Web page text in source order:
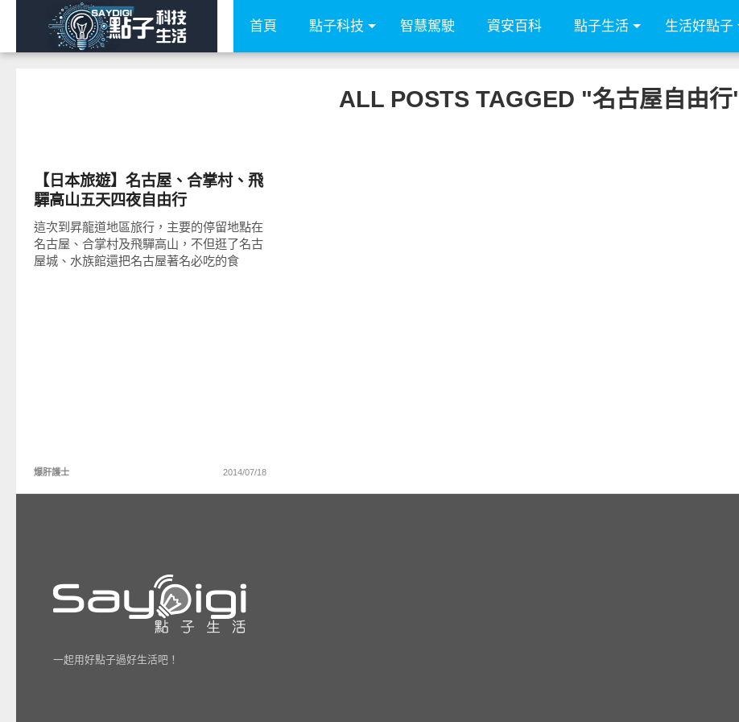
首頁 點子科技 智慧駕駛 資安百科 點子生活 生活好點子
ALL POSTS TAGGED "名古屋自由行
【日本旅遊】名古屋、合掌村、飛
驒高山五天四夜自由行
這次到昇龍道地區旅行，主要的停留地點在
名古屋、合掌村及飛驒高山，不但逛了名古
屋城、水族館還把名古屋著名必吃的食
爆肝護士 2014/07/18
一起用好點子過好生活吧！